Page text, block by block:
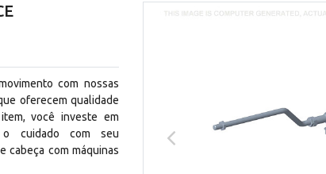
com nossas
oferecem qualidade
você investe em
o cuidado com seu
cabeça com máquinas